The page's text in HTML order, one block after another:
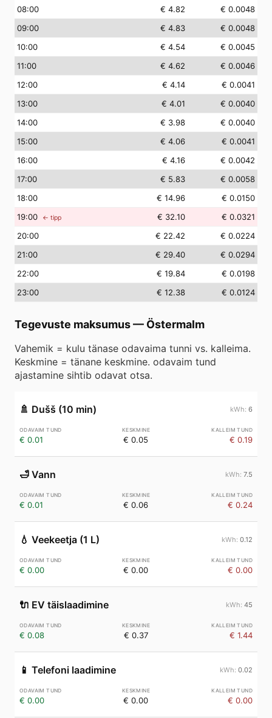
08:00 € 4.82
€ 0.0048
09:00 € 4.83
€ 0.0048
10:00 € 4.54
€ 0.0045
11:00 € 4.62
€ 0.0046
12:00 € 4.14
€ 0.0041
13:00 € 4.01
€ 0.0040
14:00 € 3.98
€ 0.0040
15:00 € 4.06
€ 0.0041
16:00 € 4.16
€ 0.0042
17:00 € 5.83
€ 0.0058
18:00 € 14.96
€ 0.0150
19:00 ← tipp € 32.10
€ 0.0321
20:00 € 22.42
€ 0.0224
21:00 € 29.40
€ 0.0294
22:00 € 19.84
€ 0.0198
23:00 € 12.38 € 0.0124
Tegevuste maksumus— Östermalm
Vahemik = kulu tänase odavaima tunni vs. kalleima.
Keskmine = tänane keskmine. odavaim tund
ajastamine sihtib odavat otsa.
🚿 Dušš (10 min) 6
€ 0.01 € 0.05 € 0.19
🛁 Vann 7.5
€ 0.01 € 0.06 € 0.24
💧 Veekeetja (1 L) 0.12
€ 0.00 € 0.00 € 0.00
🔌 EV täislaadimine 45
€ 0.08 € 0.37 € 1.44
📱 Telefoni laadimine 0.02
€ 0.00 € 0.00 € 0.00